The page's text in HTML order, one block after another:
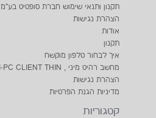
תקנון ותנאי שימוש חברת סופטיט בע"מ
הצהרת נגישות
אודות
תקנון
איך לבחור טלפון מוקשח
מחשב רהיט מיני , MINI-PC CLIENT THIN
הצהרת נגישות
מדיניות הגנת הפרטיות
קטגוריות